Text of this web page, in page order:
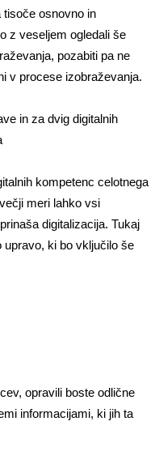
tisoče osnovno in
z veseljem ogledali še
pozabiti pa ne
v procese izobraževanja.
in za dvig digitalnih
kompetenc celotnega
meri lahko vsi
digitalizacija. Tukaj
ki bo vključilo še
opravili boste odlične
informacijami, ki jih ta